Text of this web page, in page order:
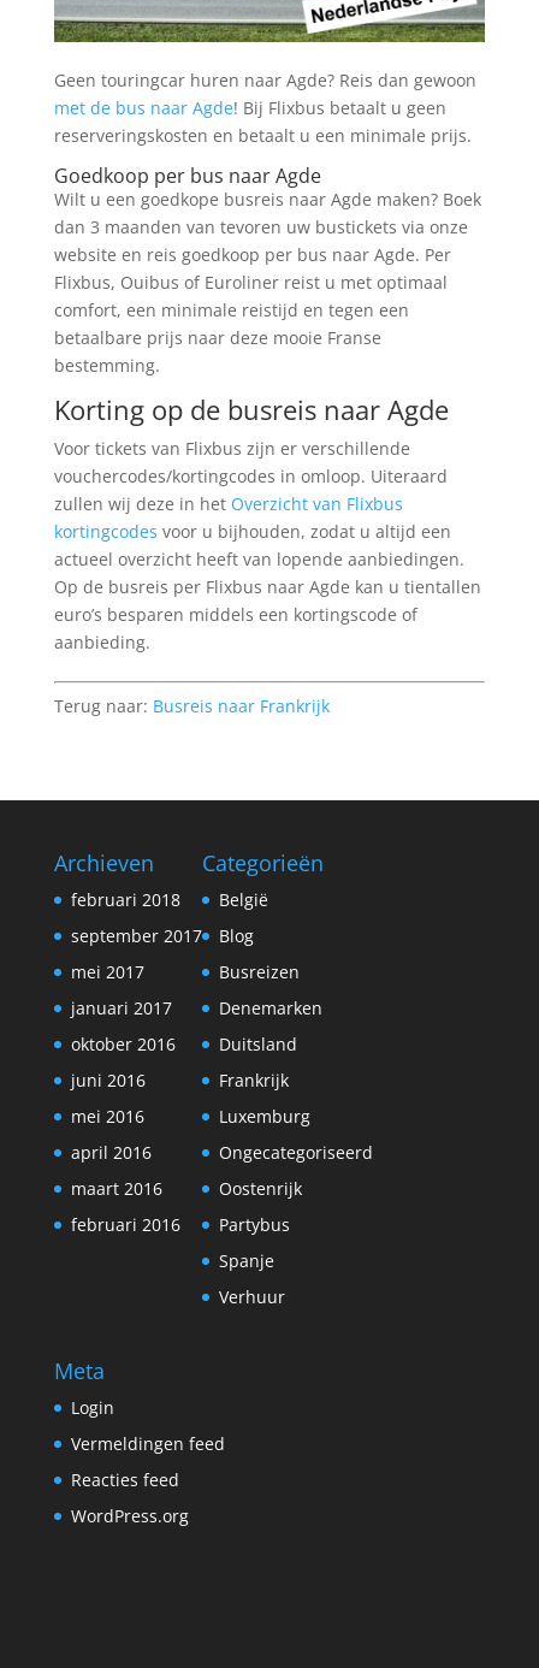
Geen touringcar huren naar Agde? Reis dan gewoon
met de bus naar Agde! Bij Flixbus betaalt u geen
reserveringskosten en betaalt u een minimale prijs.
Goedkoop per bus naar Agde
Wilt u een goedkope busreis naar Agde maken? Boek
dan 3 maanden van tevoren uw bustickets via onze
website en reis goedkoop per bus naar Agde. Per
Flixbus, Ouibus of Euroliner reist u met optimaal
comfort, een minimale reistijd en tegen een
betaalbare prijs naar deze mooie Franse
bestemming.
Korting op de busreis naar Agde
Voor tickets van Flixbus zijn er verschillende
vouchercodes/kortingcodes in omloop. Uiteraard
zullen wij deze in het Overzicht van Flixbus
kortingcodes voor u bijhouden, zodat u altijd een
actueel overzicht heeft van lopende aanbiedingen.
Op de busreis per Flixbus naar Agde kan u tientallen
euro’s besparen middels een kortingscode of
aanbieding.
Terug naar: Busreis naar Frankrijk
Archieven
februari 2018
september 2017
mei 2017
januari 2017
oktober 2016
juni 2016
mei 2016
april 2016
maart 2016
februari 2016
Categorieën
België
Blog
Busreizen
Denemarken
Duitsland
Frankrijk
Luxemburg
Ongecategoriseerd
Oostenrijk
Partybus
Spanje
Verhuur
Meta
Login
Vermeldingen feed
Reacties feed
WordPress.org